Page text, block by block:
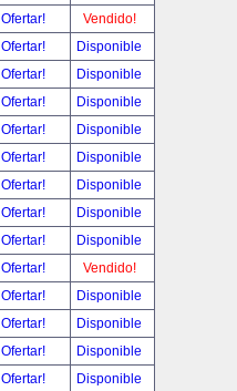
Ofertar!
Vendido!
Ofertar!
Disponible
Ofertar!
Disponible
Ofertar!
Disponible
Ofertar!
Disponible
Ofertar!
Disponible
Ofertar!
Disponible
Ofertar!
Disponible
Ofertar!
Disponible
Ofertar!
Vendido!
Ofertar!
Disponible
Ofertar!
Disponible
Ofertar!
Disponible
Ofertar! Disponible